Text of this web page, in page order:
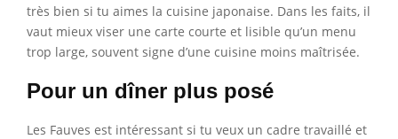
très bien si tu aimes la cuisine japonaise. Dans les faits, il
vaut mieux viser une carte courte et lisible qu’un menu
trop large, souvent signe d’une cuisine moins maîtrisée.
Pour un dîner plus posé
Les Fauves est intéressant si tu veux un cadre travaillé et